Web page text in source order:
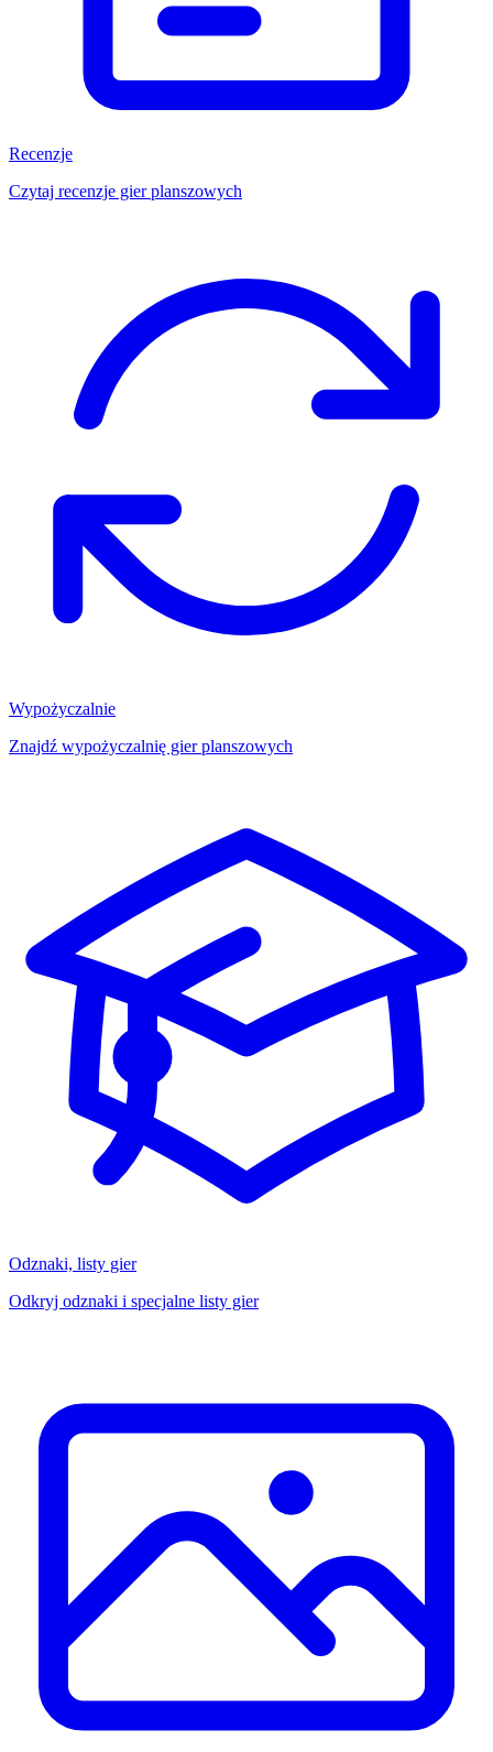
Recenzje
Czytaj recenzje gier planszowych
Wypożyczalnie
Znajdź wypożyczalnię gier planszowych
Odznaki, listy gier
Odkryj odznaki i specjalne listy gier